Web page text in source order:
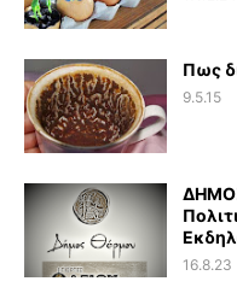
Πως
9.5.15
16.8.23